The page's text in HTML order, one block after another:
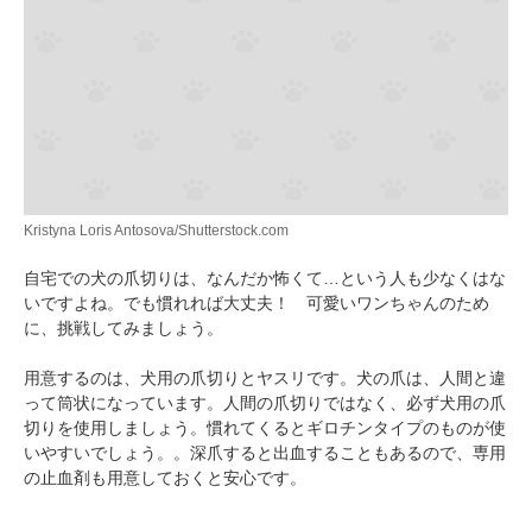
Kristyna Loris Antosova/Shutterstock.com
自宅での犬の爪切りは、なんだか怖くて…という人も少なくはな
いですよね。でも慣れれば大丈夫！ 可愛いワンちゃんのため
に、挑戦してみましょう。
用意するのは、犬用の爪切りとヤスリです。犬の爪は、人間と違
って筒状になっています。人間の爪切りではなく、必ず犬用の爪
切りを使用しましょう。慣れてくるとギロチンタイプのものが使
いやすいでしょう。。深爪すると出血することもあるので、専用
の止血剤も用意しておくと安心です。